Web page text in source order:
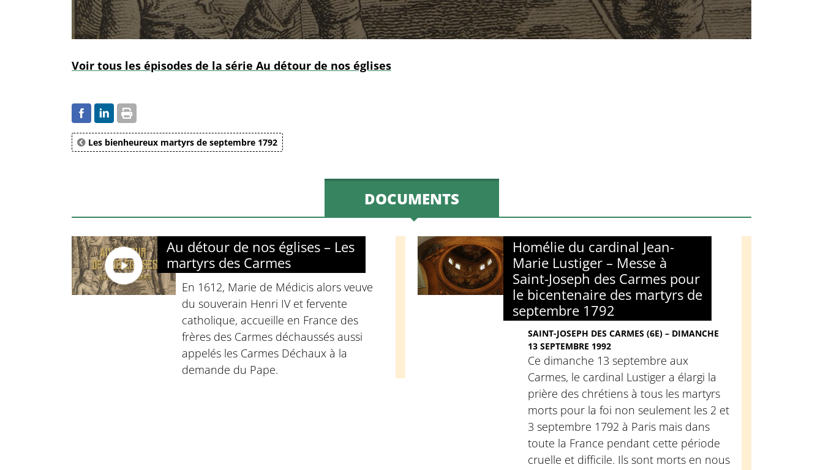
Voir tous les épisodes de la série Au détour de nos églises
Les bienheureux martyrs de septembre 1792
DOCUMENTS
Au détour de nos églises – Les
martyrs des Carmes
En 1612, Marie de Médicis alors veuve
du souverain Henri IV et fervente
catholique, accueille en France des
frères des Carmes déchaussés aussi
appelés les Carmes Déchaux à la
demande du Pape.
Homélie du cardinal Jean-
Marie Lustiger – Messe à
Saint-Joseph des Carmes pour
le bicentenaire des martyrs de
septembre 1792
SAINT-JOSEPH DES CARMES (6E) – DIMANCHE
13 SEPTEMBRE 1992
Ce dimanche 13 septembre aux
Carmes, le cardinal Lustiger a élargi la
prière des chrétiens à tous les martyrs
morts pour la foi non seulement les 2 et
3 septembre 1792 à Paris mais dans
toute la France pendant cette période
cruelle et difficile. Ils sont morts en nous